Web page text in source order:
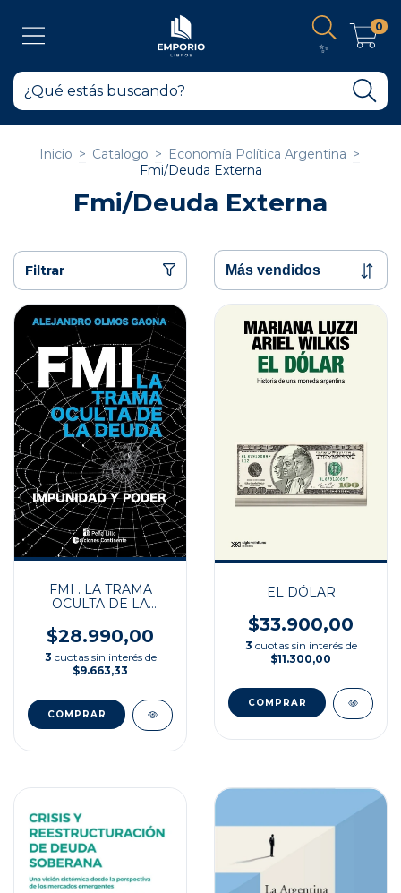
✨
0
Inicio > Catalogo > Economía Política Argentina >
Fmi/Deuda Externa
Fmi/Deuda Externa
Filtrar
FMI . LA TRAMA
OCULTA DE LA
$28.990,00
3 cuotas sin interés de
$9.663,33
EL DÓLAR
$33.900,00
3 cuotas sin interés de
$11.300,00